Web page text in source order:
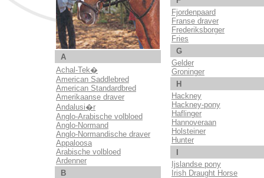
A
Achal-Tek�
American Saddlebred
American Standardbred
Amerikaanse draver
Andalusi�r
Anglo-Arabische volbloed
Anglo-Normand
Anglo-Normandische draver
Appaloosa
Arabische volbloed
Ardenner
B
Fjordenpaard
Franse draver
Frederiksborger
Fries
G
Gelder
Groninger
H
Hackney
Hackney-pony
Haflinger
Hannoveraan
Holsteiner
Hunter
Ijslandse pony
Irish Draught Horse